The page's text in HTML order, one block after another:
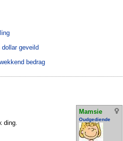
geveild
bedrag
Mamsie
Oudgediende
ding.